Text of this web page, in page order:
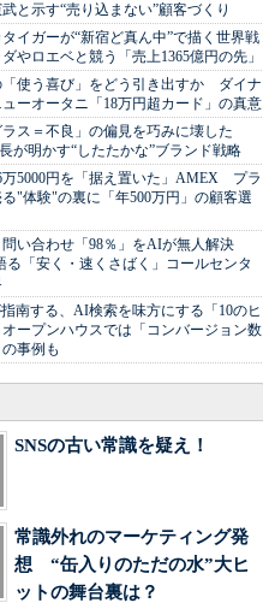
と示す“売り込まない”顧客づくり
イガーが“新宿ど真ん中”で描く世界戦
やロエベと競う「売上1365億円の先」
「使う喜び」をどう引き出すか ダイナ
ーオータニ「18万円超カード」の真意
ラス＝不良」の偏見を巧みに壊した
が明かす“したたかな”ブランド戦略
万5000円を「据え置いた」AMEX プラ
"体験"の裏に「年500万円」の顧客選
問い合わせ「98％」をAIが無人解決
る「安く・速くさばく」コールセンタ
指南する、AI検索を味方にする「10のヒ
ープンハウスでは「コンバージョン数
事例も
SNSの古い常識を疑え！
常識外れのマーケティング発
想 “缶入りのただの水”大ヒ
ットの舞台裏は？